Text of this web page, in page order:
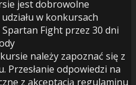
jest dobrowolne
w konkursach
Fight przez 30 dni
należy zapoznać się z
Przesłanie odpowiedzi na
z akceptacją regulaminu